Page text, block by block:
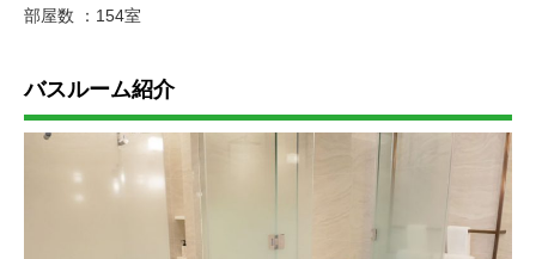
部屋数 ：154室
バスルーム紹介